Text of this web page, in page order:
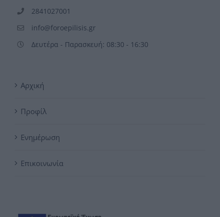
2841027001
info@foroepilisis.gr
Δευτέρα - Παρασκευή: 08:30 - 16:30
Αρχική
Προφίλ
Ενημέρωση
Επικοινωνία